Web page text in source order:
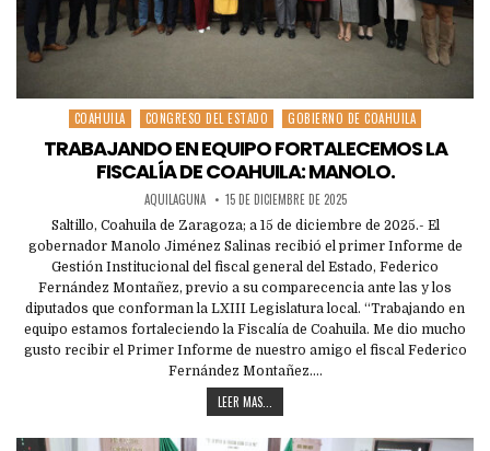
Posted
in
COAHUILA CONGRESO DEL ESTADO GOBIERNO DE COAHUILA
TRABAJANDO EN EQUIPO FORTALECEMOS LA
FISCALÍA DE COAHUILA: MANOLO.
AQUILAGUNA 15 DE DICIEMBRE DE 2025
Saltillo, Coahuila de Zaragoza; a 15 de diciembre de 2025.- El
gobernador Manolo Jiménez Salinas recibió el primer Informe de
Gestión Institucional del fiscal general del Estado, Federico
Fernández Montañez, previo a su comparecencia ante las y los
diputados que conforman la LXIII Legislatura local. “Trabajando en
equipo estamos fortaleciendo la Fiscalía de Coahuila. Me dio mucho
gusto recibir el Primer Informe de nuestro amigo el fiscal Federico
Fernández Montañez….
LEER MAS...